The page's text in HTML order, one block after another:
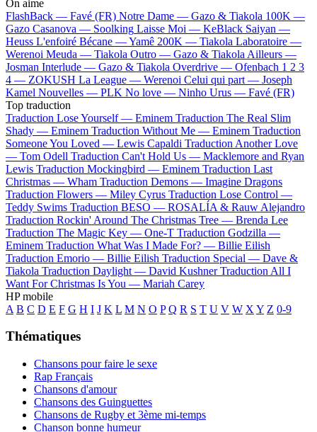
On aime
FlashBack — Favé (FR) Notre Dame — Gazo & Tiakola 100K —
Gazo Casanova — Soolking Laisse Moi — KeBlack Saiyan —
Heuss L'enfoiré Bécane —Yamê 200K — Tiakola Laboratoire —
Werenoi Meuda — Tiakola Outro — Gazo & Tiakola Ailleurs —
Josman Interlude — Gazo & Tiakola Overdrive — Ofenbach 1 2 3
4 — ZOKUSH La League — Werenoi Celui qui part — Joseph
Kamel Nouvelles — PLK No love — Ninho Urus — Favé (FR)
Top traduction
Traduction Lose Yourself — Eminem Traduction The Real Slim
Shady — Eminem Traduction Without Me — Eminem Traduction
Someone You Loved — Lewis Capaldi Traduction Another Love
— Tom Odell Traduction Can't Hold Us — Macklemore and Ryan
Lewis Traduction Mockingbird — Eminem Traduction Last
Christmas — Wham Traduction Demons — Imagine Dragons
Traduction Flowers — Miley Cyrus Traduction Lose Control —
Teddy Swims Traduction BESO — ROSALÍA & Rauw Alejandro
Traduction Rockin' Around The Christmas Tree — Brenda Lee
Traduction The Magic Key — One-T Traduction Godzilla —
Eminem Traduction What Was I Made For? — Billie Eilish
Traduction Emorio — Billie Eilish Traduction Special — Dave &
Tiakola Traduction Daylight — David Kushner Traduction All I
Want For Christmas Is You — Mariah Carey
HP mobile
A B C D E F G H I J K L M N O P Q R S T U V W X Y Z 0-9
Thématiques
Chansons pour faire le sexe
Rap Français
Chansons d'amour
Chansons des Guinguettes
Chansons de Rugby et 3ème mi-temps
Chanson bonne humeur